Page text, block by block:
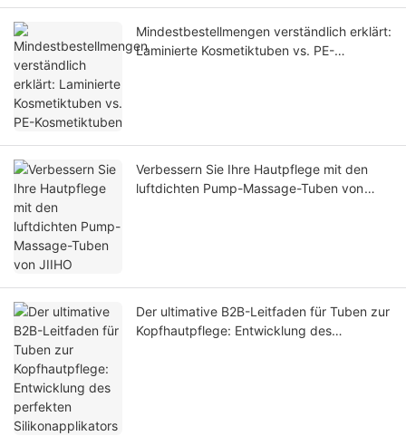
Mindestbestellmengen verständlich erklärt:
Laminierte Kosmetiktuben vs. PE-
Verbessern Sie Ihre Hautpflege mit den
luftdichten Pump-Massage-Tuben von
Der ultimative B2B-Leitfaden für Tuben zur
Kopfhautpflege: Entwicklung des